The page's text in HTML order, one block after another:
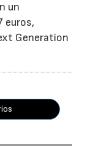
un
euros,
Generation